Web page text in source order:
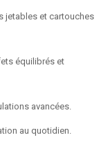
jetables et cartouches
équilibrés et
avancées.
au quotidien.